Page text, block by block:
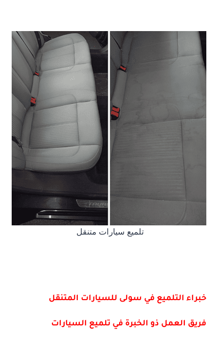
تلميع سيارات متنقل
خبراء التلميع في سولى للسيارات المتنقل
فريق العمل ذو الخبرة في تلميع السيارات